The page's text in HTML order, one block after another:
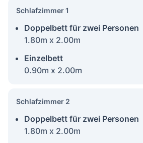
Schlafzimmer 1
Doppelbett für zwei Personen
1.80m x 2.00m
Einzelbett
0.90m x 2.00m
Schlafzimmer 2
Doppelbett für zwei Personen
1.80m x 2.00m